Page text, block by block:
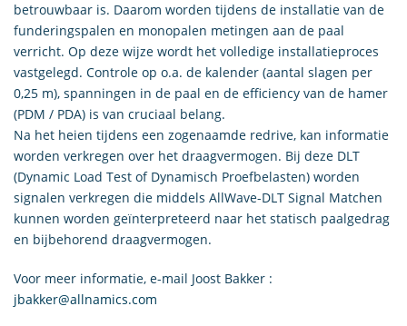
betrouwbaar is. Daarom worden tijdens de installatie van de
funderingspalen en monopalen metingen aan de paal
verricht. Op deze wijze wordt het volledige installatieproces
vastgelegd. Controle op o.a. de kalender (aantal slagen per
0,25 m), spanningen in de paal en de efficiency van de hamer
(PDM / PDA) is van cruciaal belang.
Na het heien tijdens een zogenaamde redrive, kan informatie
worden verkregen over het draagvermogen. Bij deze DLT
(Dynamic Load Test of Dynamisch Proefbelasten) worden
signalen verkregen die middels AllWave-DLT Signal Matchen
kunnen worden geïnterpreteerd naar het statisch paalgedrag
en bijbehorend draagvermogen.
Voor meer informatie, e-mail Joost Bakker :
jbakker@allnamics.com